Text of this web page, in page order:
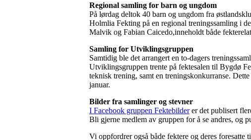
Regional samling for barn og ungdom
På lørdag deltok 40 barn og ungdom fra
Holmlia Fekting på en regional treningssamling i
Malvik og Fabian Caicedo,inneholdt både
Samling for Utviklingsgruppen
Samtidig ble det arrangert en to-dagers
Utviklingsgruppen trente på fektesalen til Bygdø
teknisk trening, samt en treningskonkurranse.
januar.
Bilder fra samlinger og stevner
I Facebook gruppen Fektebilderer det publisert
Bli gjerne medlem av gruppen for å se andres, og
Vi oppfordrer også både fektere og deres foresatte